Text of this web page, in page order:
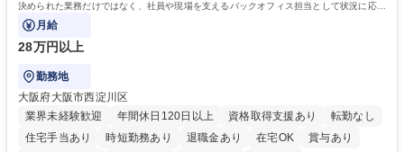
決められた業務だけではなく、社員や現場を支えるバックオフィス担当として状況に応じ
て柔軟に対応いただくことを期待します。
月給
28万円以上
勤務地
大阪府大阪市西淀川区
業界未経験歓迎
年間休日120日以上 資格取得支援あり
転勤なし
住宅手当あり
時短勤務あり 退職金あり 在宅OK
賞与あり